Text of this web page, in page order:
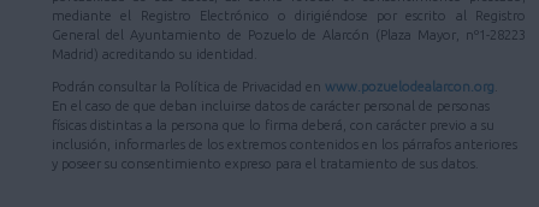
mediante el Registro Electrónico o dirigiéndose por escrito al Registro
General del Ayuntamiento de Pozuelo de Alarcón (Plaza Mayor, nº1-28223
Madrid) acreditando su identidad.
Podrán consultar la Política de Privacidad en www.pozuelodealarcon.org
En el caso de que deban incluirse datos de carácter personal de personas
físicas distintas a la persona que lo firma deberá, con carácter previo a su
inclusión, informarles de los extremos contenidos en los párrafos anteriores
y poseer su consentimiento expreso para el tratamiento de sus datos.